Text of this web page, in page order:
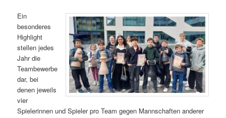
Ein
besonderes
Highlight
stellen jedes
Jahr die
Teambewerbe
dar, bei
denen jeweils
vier
Spielerinnen und Spieler pro Team gegen Mannschaften anderer